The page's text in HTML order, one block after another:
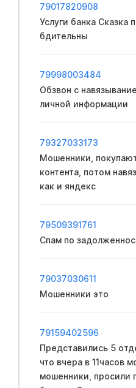
79017820908
Услуги банка Сказка про кредит!!! Будьте
бдительны
79998003484
Обзвон с
личной информации
79327033173
Мошенники,
контента, потом
как и яндекс
79509391761
Спам по
79037030611
Мошенники это
79159402596
Представились 5
что вчера в 11часов
мошенники, просили